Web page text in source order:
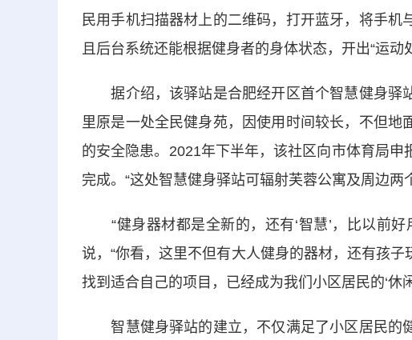
民用手机扫描器材上的二维码，打开蓝牙，将手
且后台系统还能根据健身者的身体状态，开出“运动处
据介绍，该驿站是合肥经开区首个智慧健身驿
里原是一处全民健身苑，因使用时间较长，不但
的安全隐患。2021年下半年，该社区向市体育局
完成。“这处智慧健身驿站可辐射芙蓉公寓及周边两
“健身器材都是全新的，还有‘智慧’，比以前好
说，“你看，这里不但有大人健身的器材，还有孩
找到适合自己的项目，已经成为我们小区居民的‘休
智慧健身驿站的建立，不仅满足了小区居民的